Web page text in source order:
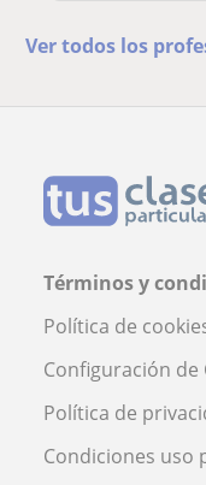
Ver todos los
Términos y
Política de
Configuración de
Política de
Condiciones uso